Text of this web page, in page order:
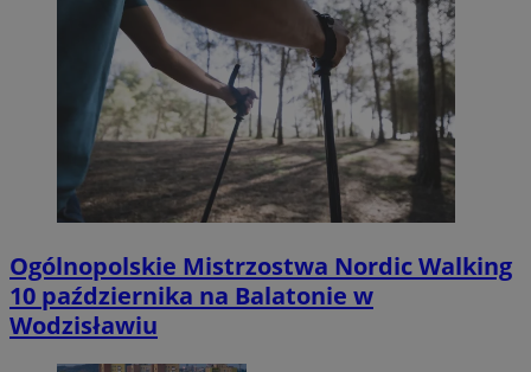
Ogólnopolskie Mistrzostwa Nordic Walking
10 października na Balatonie w
Wodzisławiu